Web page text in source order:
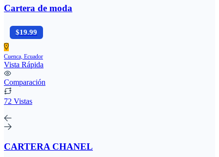
Cartera de moda
$19.99
Cuenca, Ecuador
Vista Rápida
Comparación
72 Vistas
CARTERA CHANEL